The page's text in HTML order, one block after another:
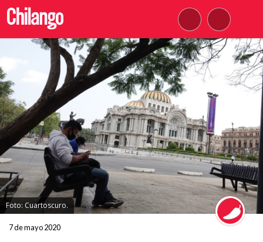
Foto: Cuartoscuro.
7 de mayo 2020